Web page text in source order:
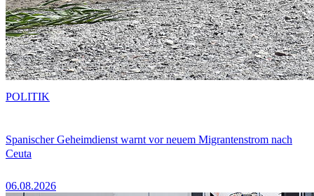
Spanischer Geheimdienst warnt vor neuem Migrantenstrom nach
Ceuta
06.08.2026
POLITIK